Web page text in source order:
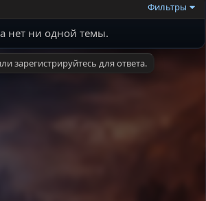
Фильтры
нет ни одной темы.
зарегистрируйтесь для ответа.